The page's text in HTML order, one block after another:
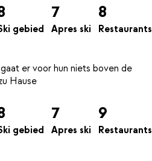
gebied
7
Apres ski
8
Restaurants
er voor hun niets boven de
gebied
7
Apres ski
9
Restaurants